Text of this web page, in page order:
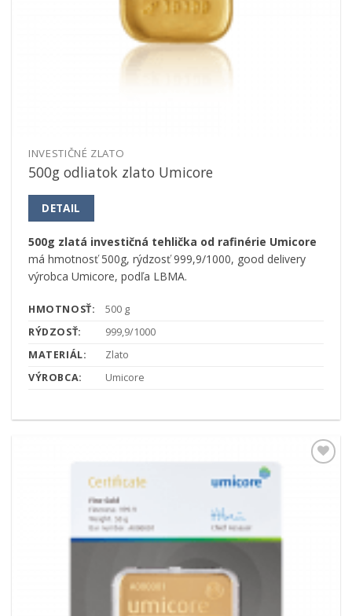
INVESTIČNÉ ZLATO
500g odliatok zlato Umicore
DETAIL
500g zlatá investičná tehlička od rafinérie Umicore
má hmotnosť 500g, rýdzosť 999,9/1000, good delivery
výrobca Umicore, podľa LBMA.
HMOTNOSŤ:
500 g
RÝDZOSŤ:
999,9/1000
MATERIÁL:
Zlato
VÝROBCA:
Umicore